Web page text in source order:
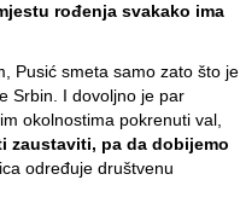
rođenja svakako ima
Pusić smeta samo zato što je
Srbin. I dovoljno je par
okolnostima pokrenuti val,
zaustaviti, pa da dobijemo
određuje društvenu